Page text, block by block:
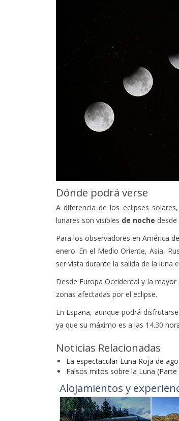
Dónde podrá verse
A diferencia de los eclipses
lunares son visibles de noche desde
Para los observadores en América
enero. En el Medio Oriente, Asia,
ser vista durante la salida de la luna
Desde Europa Occidental y la
zonas afectadas por el eclipse.
En España, aunque podrá
ya que su máximo es a las 14.30
Noticias Relacionadas
La espectacular Luna Roja de
Falsos mitos sobre la Luna (Parte
Alojamientos y